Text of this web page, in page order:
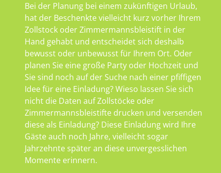
Bei der Planung bei einem zukünftigen Urlaub,
hat der Beschenkte vielleicht kurz vorher Ihrem
Zollstock oder Zimmermannsbleistift in der
Hand gehabt und entscheidet sich deshalb
bewusst oder unbewusst für Ihrem Ort. Oder
planen Sie eine große Party oder Hochzeit und
Sie sind noch auf der Suche nach einer pfiffigen
Idee für eine Einladung? Wieso lassen Sie sich
nicht die Daten auf Zollstöcke oder
Zimmermannsbleistifte drucken und versenden
diese als Einladung? Diese Einladung wird Ihre
Gäste auch noch Jahre, vielleicht sogar
Jahrzehnte später an diese unvergesslichen
Momente erinnern.